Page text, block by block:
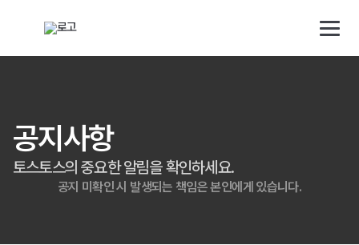
해외직구 배송대행 · 구매대행 서비스 토스토스 배대지
소개
공지사항
토스토스의 중요한 알림을 확인하세요.
공지 미확인 시 발생되는 책임은 본인에게 있습니다.
검색대상